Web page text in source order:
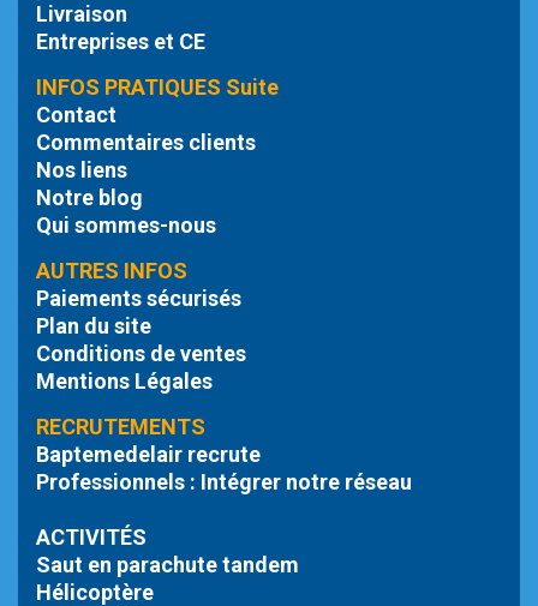
Livraison
Entreprises et CE
INFOS PRATIQUES Suite
Contact
Commentaires clients
Nos liens
Notre blog
Qui sommes-nous
AUTRES INFOS
Paiements sécurisés
Plan du site
Conditions de ventes
Mentions Légales
RECRUTEMENTS
Baptemedelair recrute
Professionnels : Intégrer notre réseau
ACTIVITÉS
Saut en parachute tandem
Hélicoptère